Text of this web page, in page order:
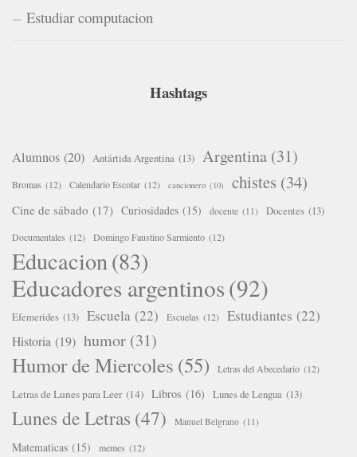
Estudiar computacion
Hashtags
Alumnos (20) Antártida Argentina (13) Argentina (31)
Bromas (12) Calendario Escolar (12) cancionero (10) chistes (34)
Cine de sábado (17) Curiosidades (15) docente (11) Docentes (13)
Documentales (12) Domingo Faustino Sarmiento (12)
Educacion (83)
Educadores argentinos(92)
Efemerides (13) Escuela (22) Escuelas (12) Estudiantes (22)
Historia (19) humor (31)
Humor de Miercoles (55) Letras del Abecedario (12)
Letras de Lunes para Leer (14) Libros (16) Lunes de Lengua (13)
Lunes de Letras (47) Manuel Belgrano (11)
Matematicas (15) memes (12)